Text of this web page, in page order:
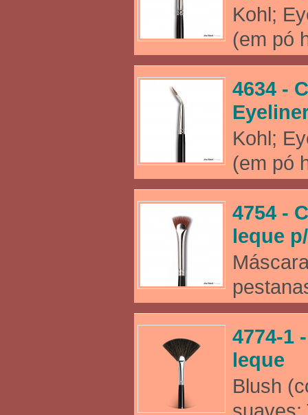
Kohl;
(em pó
4634 -
Kohl;
(em pó
4754 -
leque
4774-1
leque
Blush